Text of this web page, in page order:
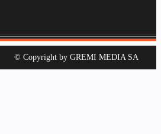
© Copyright by GREMI MEDIA SA